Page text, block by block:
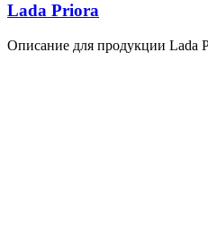
Lada Priora
Описание для продукции Lada